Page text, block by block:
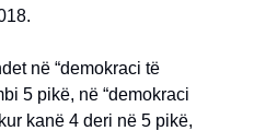
në “demokraci të
5 pikë, në “demokraci
kanë 4 deri në 5 pikë,